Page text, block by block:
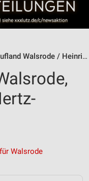
Walsrode / Heinrich-Hertz-Straße 9 - Öffnungszeiten & Adresse
Walsrode